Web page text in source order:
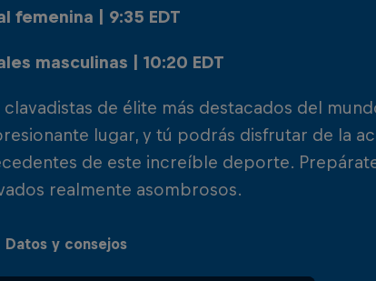
femenina | 9:35 EDT
masculinas | 10:20 EDT
clavadistas de élite más destacados del
lugar, y tú podrás disfrutar de la
de este increíble deporte.
realmente asombrosos.
Datos y consejos